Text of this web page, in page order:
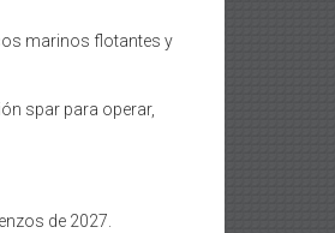
marinos flotantes y
spar para operar,
de 2027.